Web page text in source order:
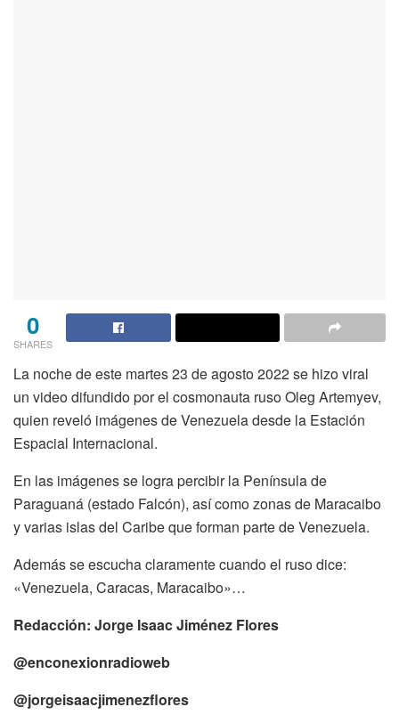
0
SHARES
La noche de este martes 23 de agosto 2022 se hizo viral
un video difundido por el cosmonauta ruso Oleg Artemyev,
quien reveló imágenes de Venezuela desde la Estación
Espacial Internacional.
En las imágenes se logra percibir la Península de
Paraguaná (estado Falcón), así como zonas de Maracaibo
y varias islas del Caribe que forman parte de Venezuela.
Además se escucha claramente cuando el ruso dice:
«Venezuela, Caracas, Maracaibo»…
Redacción: Jorge Isaac Jiménez Flores
@enconexionradioweb
@jorgeisaacjimenezflores